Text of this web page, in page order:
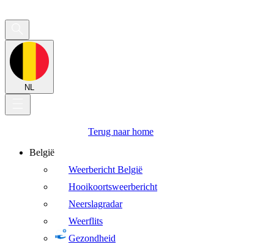
NL
Terug naar home
België
Weerbericht België
Hooikoortsweerbericht
Neerslagradar
Weerflits
Gezondheid